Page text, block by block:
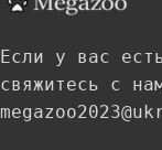
Если у вас
свяжитесь с